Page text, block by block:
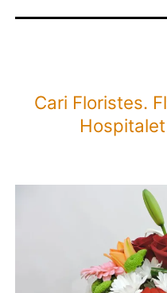
Cari Floristes.